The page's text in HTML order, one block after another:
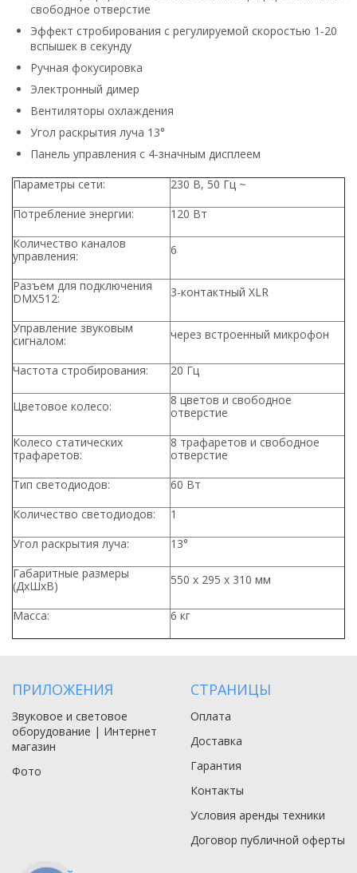
свободное отверстие
Эффект стробирования с регулируемой скоростью 1-20
вспышек в секунду
Ручная фокусировка
Электронный димер
Вентиляторы охлаждения
Угол раскрытия луча 13°
Панель управления с 4-значным дисплеем
Параметры сети:
230 В, 50 Гц ~
Потребление энергии:
120 Вт
Количество каналов
управления:
6
Разъем для подключения
DMX512:
3-контактный XLR
Управление звуковым
сигналом:
через встроенный микрофон
Частота стробирования: 20 Гц
Цветовое колесо:
8 цветов и свободное
отверстие
Колесо статических
трафаретов:
8 трафаретов и свободное
отверстие
Тип светодиодов:
60 Вт
Количество светодиодов:
1
Угол раскрытия луча:
13°
Габаритные размеры
(ДхШхВ)
550 х 295 х 310 мм
Масса: 6 кг
ПРИЛОЖЕНИЯ
Звуковое и световое
оборудование | Интернет
магазин
Фото
СТРАНИЦЫ
Оплата
Доставка
Гарантия
Контакты
Условия аренды техники
Договор публичной оферты